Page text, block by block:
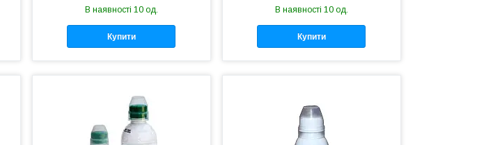
В наявності 10 од.
Купити
В наявності 10 од.
Купити